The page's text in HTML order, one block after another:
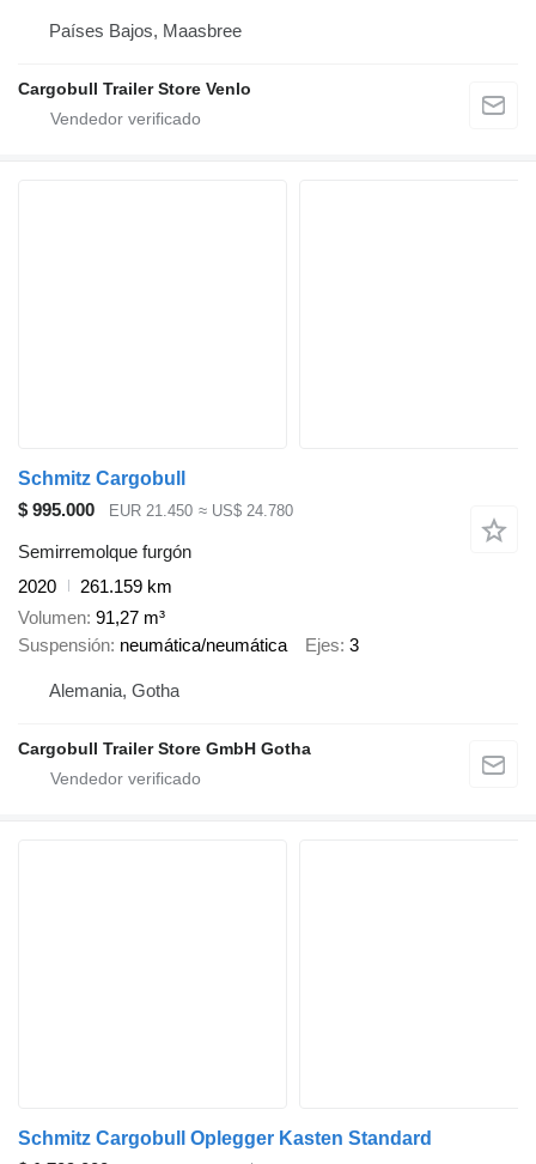
Países Bajos, Maasbree
Cargobull Trailer Store Venlo
Schmitz Cargobull
$ 995.000
EUR 21.450 ≈ US$ 24.780
Semirremolque furgón
2020
261.159 km
Volumen 91,27 m³
Suspensión neumática/neumática Ejes 3
Alemania, Gotha
Cargobull Trailer Store GmbH Gotha
Schmitz Cargobull Oplegger Kasten Standard